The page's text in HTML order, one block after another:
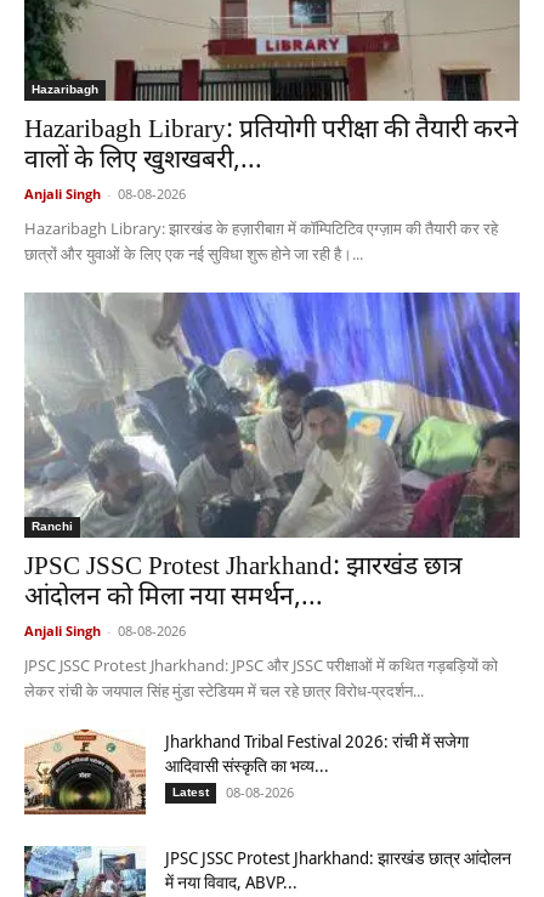
Hazaribagh
Hazaribagh Library: प्रतियोगी परीक्षा की तैयारी करने
वालों के लिए खुशखबरी,...
Anjali Singh - 08-08-2026
Hazaribagh Library: झारखंड के हज़ारीबाग़ में कॉम्पिटिटिव एग्ज़ाम की तैयारी कर रहे
छात्रों और युवाओं के लिए एक नई सुविधा शुरू होने जा रही है।...
Ranchi
JPSC JSSC Protest Jharkhand: झारखंड छात्र
आंदोलन को मिला नया समर्थन,...
Anjali Singh - 08-08-2026
JPSC JSSC Protest Jharkhand: JPSC और JSSC परीक्षाओं में कथित गड़बड़ियों को
लेकर रांची के जयपाल सिंह मुंडा स्टेडियम में चल रहे छात्र विरोध-प्रदर्शन...
Jharkhand Tribal Festival 2026: रांची में सजेगा
आदिवासी संस्कृति का भव्य...
Latest 08-08-2026
JPSC JSSC Protest Jharkhand: झारखंड छात्र आंदोलन
में नया विवाद, ABVP...